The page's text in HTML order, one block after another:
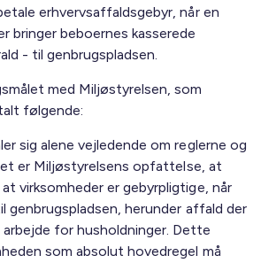
erhvervsaffaldsgebyr, når en
bringer beboernes kasserede
- til genbrugspladsen.
med Miljøstyrelsen, som
følgende:
sig alene vejledende om reglerne og
er Miljøstyrelsens opfattelse, at
virksomheder er gebyrpligtige, når
genbrugspladsen, herunder affald der
for husholdninger. Dette
som absolut hovedregel må